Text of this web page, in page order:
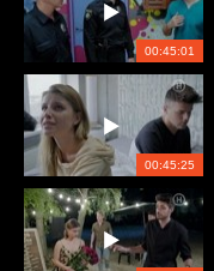
00:45:01
00:45:25